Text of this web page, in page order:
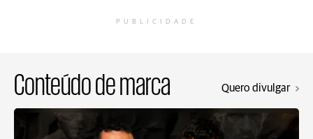
PUBLICIDADE
Conteúdo de marca Quero divulgar